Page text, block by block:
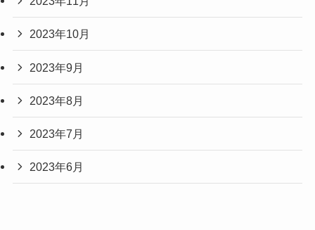
2023年10月
2023年9月
2023年8月
2023年7月
2023年6月